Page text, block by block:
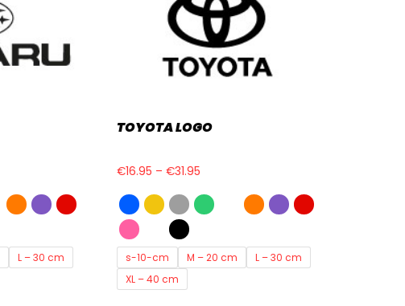
L – 30 cm
TOYOTA LOGO
€16.95 – €31.95
s-10-cm M – 20 cm
L – 30 cm
XL – 40 cm